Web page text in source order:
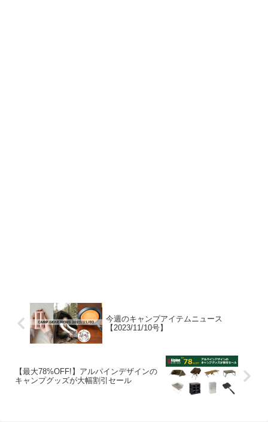
今週のキャンプアイテムニュース
【2023/11/10号】
【最大78%OFF!】アルパインデザインの
キャンプグッズが大幅割引セール